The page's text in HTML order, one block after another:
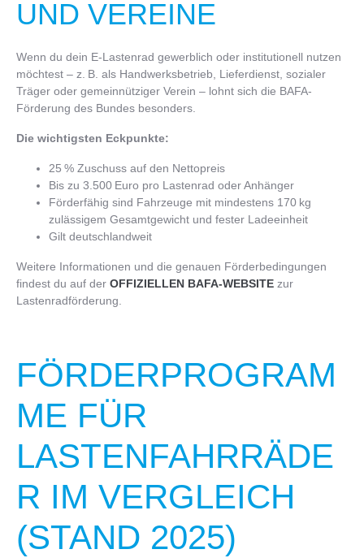
UND VEREINE
Wenn du dein E-Lastenrad gewerblich oder institutionell nutzen
möchtest – z. B. als Handwerksbetrieb, Lieferdienst, sozialer
Träger oder gemeinnütziger Verein – lohnt sich die BAFA-
Förderung des Bundes besonders.
Die wichtigsten Eckpunkte:
25 % Zuschuss auf den Nettopreis
Bis zu 3.500 Euro pro Lastenrad oder Anhänger
Förderfähig sind Fahrzeuge mit mindestens 170 kg
zulässigem Gesamtgewicht und fester Ladeeinheit
Gilt deutschlandweit
Weitere Informationen und die genauen Förderbedingungen
findest du auf der OFFIZIELLEN BAFA-WEBSITE zur
Lastenradförderung.
FÖRDERPROGRAM
ME FÜR
LASTENFAHRRÄDE
R IM VERGLEICH
(STAND 2025)